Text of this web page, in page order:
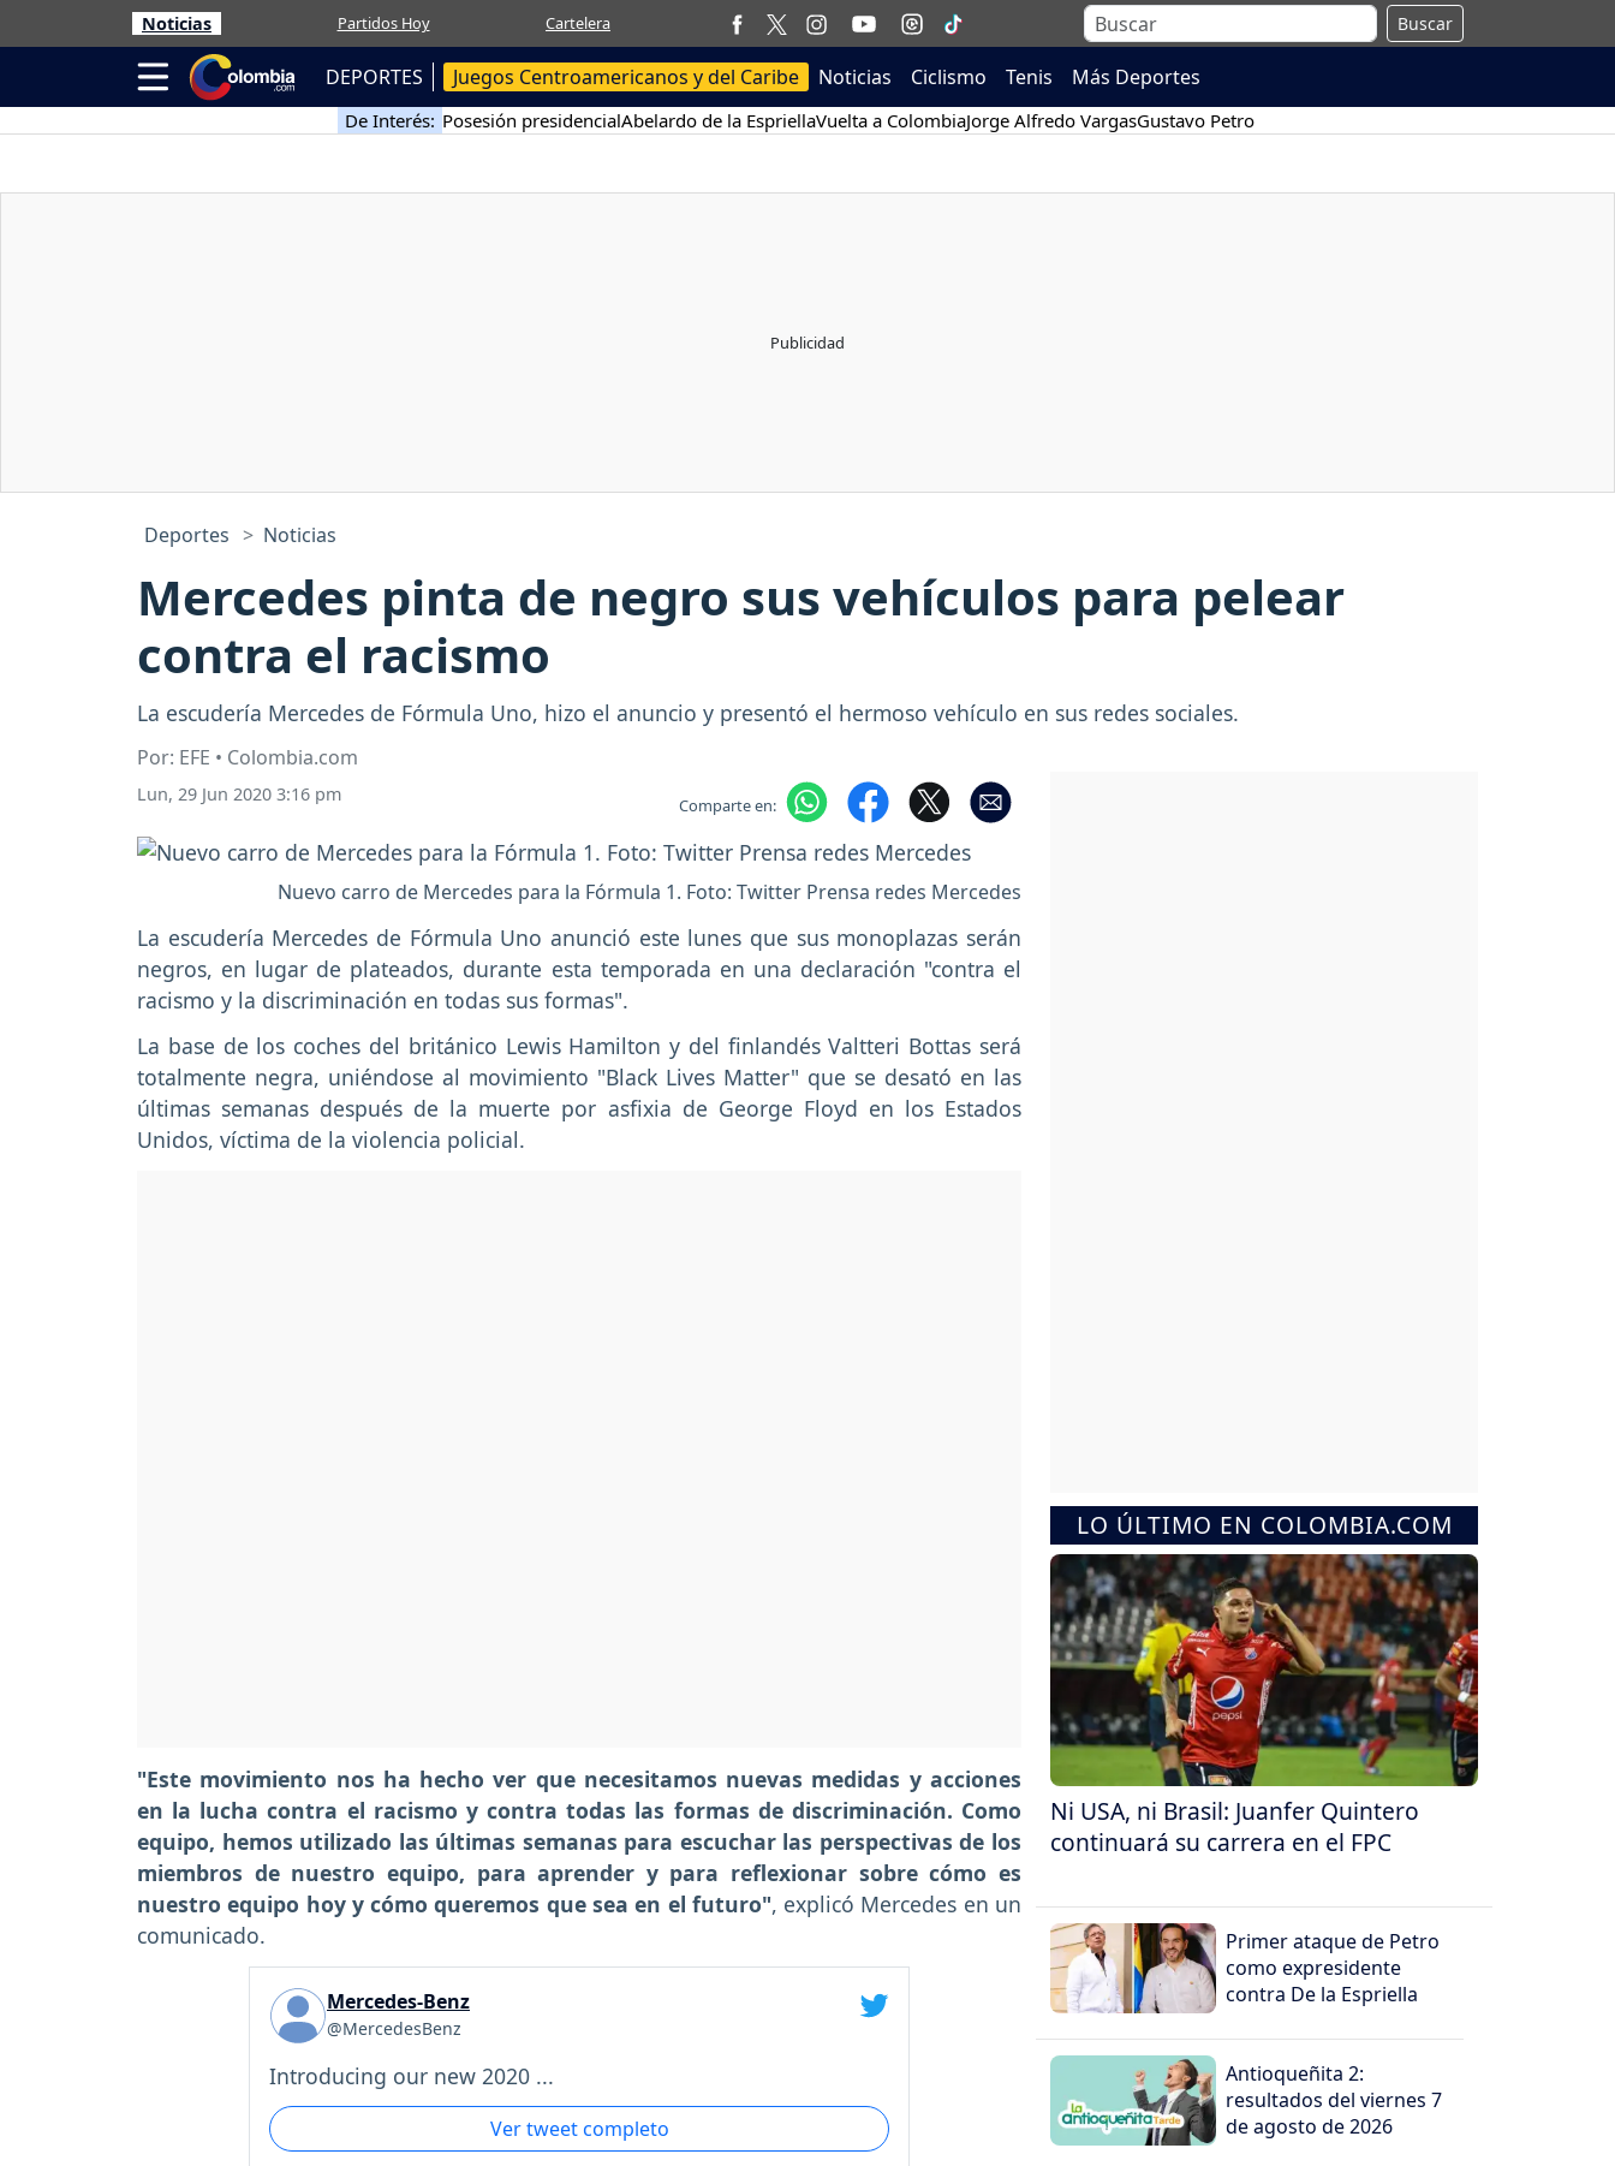
Noticias Partidos Hoy Cartelera Buscar
DEPORTES Juegos Centroamericanos y del Caribe Noticias Ciclismo Tenis Más Deportes
De Interés: Posesión presidencialAbelardo de la EspriellaVuelta a ColombiaJorge Alfredo VargasGustavo Petro
Deportes Noticias
Mercedes pinta de negro sus vehículos para pelear
contra el racismo
La escudería Mercedes de Fórmula Uno, hizo el anuncio y presentó el hermoso vehículo en sus redes sociales.
Por: EFE • Colombia.com
Lun, 29 Jun 2020 3:16 pm Comparte en:
Nuevo carro de Mercedes para la Fórmula 1. Foto: Twitter Prensa redes Mercedes
La escudería Mercedes de Fórmula Uno anunció este lunes que sus monoplazas serán
negros, en lugar de plateados, durante esta temporada en una declaración "contra el
racismo y la discriminación en todas sus formas".
La base de los coches del británico Lewis Hamilton y del finlandés Valtteri Bottas será
totalmente negra, uniéndose al movimiento "Black Lives Matter" que se desató en las
últimas semanas después de la muerte por asfixia de George Floyd en los Estados
Unidos, víctima de la violencia policial.
"Este movimiento nos ha hecho ver que necesitamos nuevas medidas y acciones
en la lucha contra el racismo y contra todas las formas de discriminación. Como
equipo, hemos utilizado las últimas semanas para escuchar las perspectivas de los
miembros de nuestro equipo, para aprender y para reflexionar sobre cómo es
nuestro equipo hoy y cómo queremos que sea en el futuro", explicó Mercedes en un
comunicado.
Mercedes-Benz
@MercedesBenz
Introducing our new 2020 ...
Ver tweet completo
LO ÚLTIMO EN COLOMBIA.COM
Ni USA, ni Brasil: Juanfer Quintero
continuará su carrera en el FPC
Primer ataque de Petro
como expresidente
contra De la Espriella
Antioqueñita 2:
resultados del viernes 7
de agosto de 2026